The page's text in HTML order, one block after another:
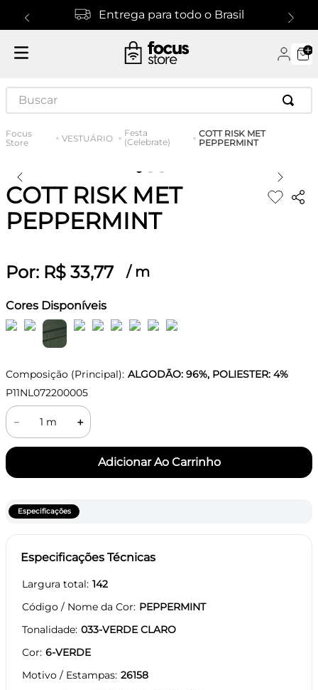
Entrega para todo o Brasil
Buscar
VESTUÁRIO
Festa
(Celebrate)
COTT RISK MET
PEPPERMINT
COTT RISK MET
PEPPERMINT
Por: R$ 33,77 / m
Cores Disponíveis
Composição (Principal): ALGODÃO: 96%, POLIESTER: 4%
P11NL072200005
＋
－
Especificações
Especificações Técnicas
Largura total 142
Código / Nome da Cor PEPPERMINT
Tonalidade 033-VERDE CLARO
Cor 6-VERDE
Motivo / Estampas 26158